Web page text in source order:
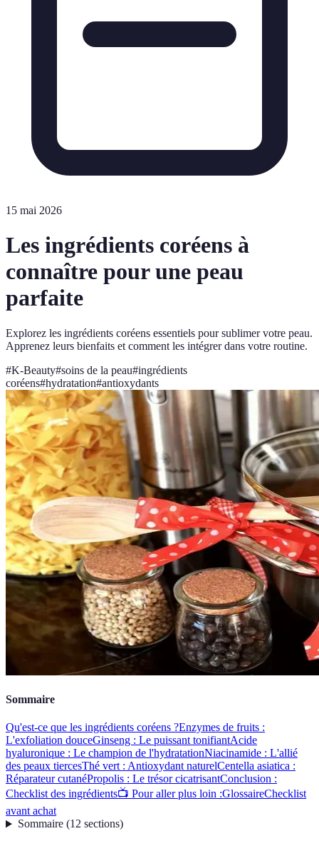
15 mai 2026
Les ingrédients coréens à
connaître pour une peau
parfaite
Explorez les ingrédients coréens essentiels pour sublimer votre peau.
Apprenez leurs bienfaits et comment les intégrer dans votre routine.
#K-Beauty#soins de la peau#ingrédients
coréens#hydratation#antioxydants
Sommaire
Qu'est-ce que les ingrédients coréens ?Enzymes de fruits :
L'exfoliation douceGinseng : Le puissant tonifiantAcide
hyaluronique : Le champion de l'hydratationNiacinamide : L'allié
des peaux tiercesThé vert : Antioxydant naturelCentella asiatica :
Réparateur cutanéPropolis : Le trésor cicatrisantConclusion :
Checklist des ingrédients📺 Pour aller plus loin :GlossaireChecklist
avant achat
Sommaire(12 sections)